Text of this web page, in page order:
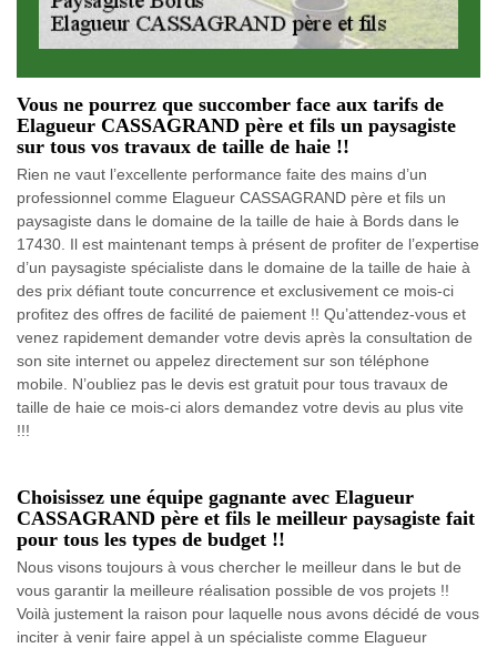
Vous ne pourrez que succomber face aux tarifs de
Elagueur CASSAGRAND père et fils un paysagiste
sur tous vos travaux de taille de haie !!
Rien ne vaut l’excellente performance faite des mains d’un
professionnel comme Elagueur CASSAGRAND père et fils un
paysagiste dans le domaine de la taille de haie à Bords dans le
17430. Il est maintenant temps à présent de profiter de l’expertise
d’un paysagiste spécialiste dans le domaine de la taille de haie à
des prix défiant toute concurrence et exclusivement ce mois-ci
profitez des offres de facilité de paiement !! Qu’attendez-vous et
venez rapidement demander votre devis après la consultation de
son site internet ou appelez directement sur son téléphone
mobile. N’oubliez pas le devis est gratuit pour tous travaux de
taille de haie ce mois-ci alors demandez votre devis au plus vite
!!!
Choisissez une équipe gagnante avec Elagueur
CASSAGRAND père et fils le meilleur paysagiste fait
pour tous les types de budget !!
Nous visons toujours à vous chercher le meilleur dans le but de
vous garantir la meilleure réalisation possible de vos projets !!
Voilà justement la raison pour laquelle nous avons décidé de vous
inciter à venir faire appel à un spécialiste comme Elagueur